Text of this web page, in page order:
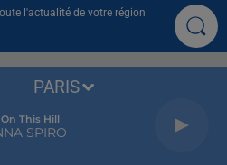
l'actualité de votre région
This Hill
SPIRO
PARIS